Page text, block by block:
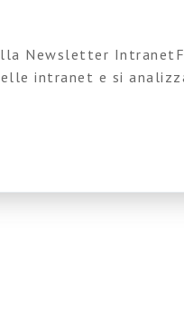
Newsletter
intranet e si
Capito